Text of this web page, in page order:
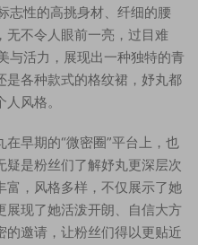
志性的高挑身材、纤细的腰
无不令人眼前一亮，过目难
与活力，展现出一种独特的青
是各种款式的格纹裙，妤丸都
风格。
早期的“微密圈”平台上，也
是粉丝们了解妤丸更深层次
富，风格多样，不仅展示了她
展现了她活泼开朗、自信大方
的邀请，让粉丝们得以更贴近